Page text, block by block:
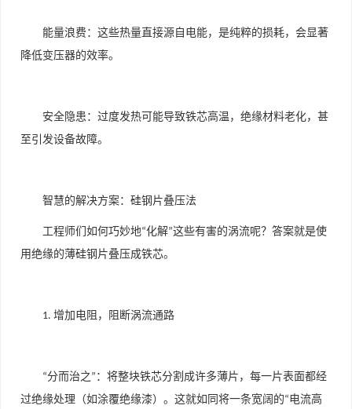
能量浪费：这些热量直接源自电能，是纯粹的损耗，会显著
降低变压器的效率。
安全隐患：过度发热可能导致铁芯高温，绝缘材料老化，甚
至引发设备故障。
智慧的解决方案：硅钢片叠压法
工程师们如何巧妙地“化解”这些有害的涡流呢？答案就是使
用绝缘的薄硅钢片叠压成铁芯。
1. 增加电阻，阻断涡流通路
“分而治之 ” ：将整块铁芯分割成许多薄片，每一片表面都经
过绝缘处理（如涂覆绝缘漆）。这就如同将一条宽阔的“电流高